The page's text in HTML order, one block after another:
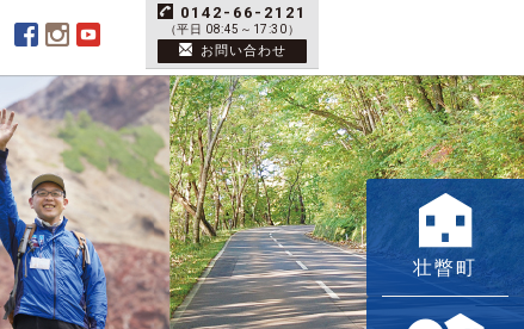
0142-66-2121
（平日 08:45～17:30）
お問い合わせ
壮瞥町